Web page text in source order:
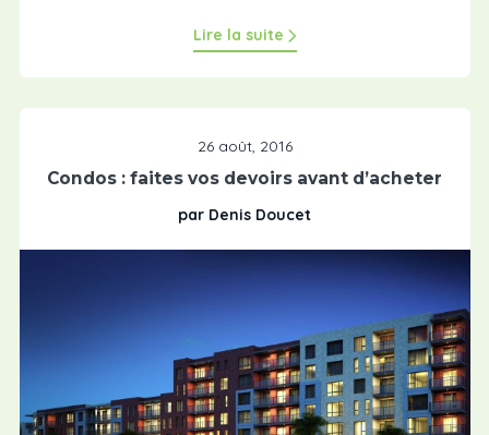
Lire la suite
26 août, 2016
Condos : faites vos devoirs avant d’acheter
par Denis Doucet